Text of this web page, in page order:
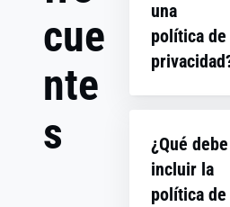
cue
nte
s
establece
datos
personales
qué y cómo
Su
informar a
usuarios
una
política de
mayoría,
recopila
personales,
¿Qué debe
incluir la
política de